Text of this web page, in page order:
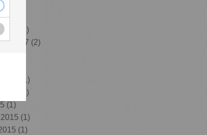
(1)
(1)
(1)
2017 (2)
(1)
(1)
(1)
(1)
(1)